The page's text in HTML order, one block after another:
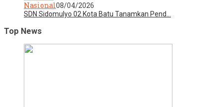
Nasional08/04/2026
SDN Sidomulyo 02 Kota Batu Tanamkan Pend…
Top News